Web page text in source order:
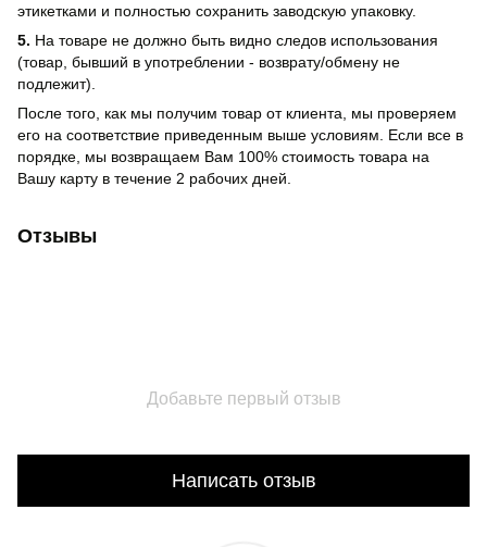
этикетками и полностью сохранить заводскую упаковку.
5. На товаре не должно быть видно следов использования
(товар, бывший в употреблении - возврату/обмену не
подлежит).
После того, как мы получим товар от клиента, мы проверяем
его на соответствие приведенным выше условиям. Если все в
порядке, мы возвращаем Вам 100% стоимость товара на
Вашу карту в течение 2 рабочих дней.
Отзывы
Добавьте первый отзыв
Написать отзыв